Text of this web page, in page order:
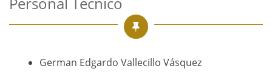
German Edgardo Vallecillo Vásquez